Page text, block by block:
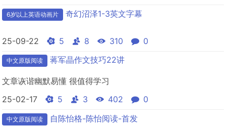
6岁以上英语动画片 奇幻沼泽1-3英文字幕
25-09-22 5 8 310 0
中文原版阅读 蒋军晶作文技巧22讲
文章诙谐幽默易懂 很值得学习
25-02-17
5 3 402 0
中文原版阅读 自陈怡格-陈怡阅读-首发